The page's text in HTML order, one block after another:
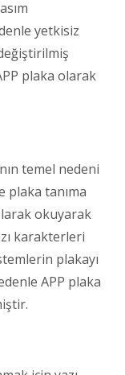
yetkisiz
plaka olarak
temel nedeni
plaka tanıma
okuyarak
karakterleri
plakayı
APP plaka